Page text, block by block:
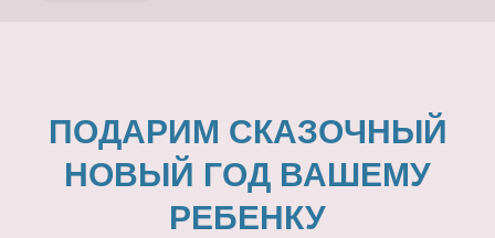
ПОДАРИМ СКАЗОЧНЫЙ
НОВЫЙ ГОД ВАШЕМУ
РЕБЕНКУ